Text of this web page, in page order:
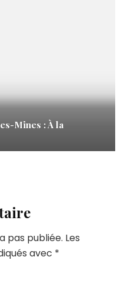
Mines : À la
pas publiée. Les
avec *